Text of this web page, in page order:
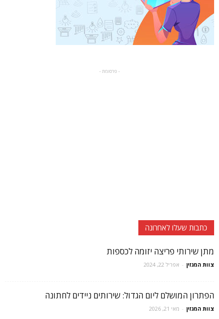
- פרסומת -
כתבות שעלו לאחרונה
מתן שירותי פריצה יזומה לכספות
צוות המגזין - אפריל 22, 2024
הפתרון המושלם ליום הגדול: שירותים ניידים לחתונה
צוות המגזין - מאי 21, 2026